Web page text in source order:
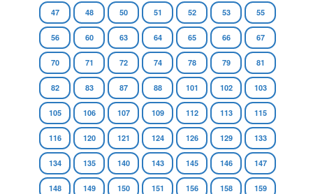
47 48 50 51 52 53 55
56 60 63 64 65 66 67
70 71 72 74 78 79 81
82 83 87 88 101 102 103
105 106 107 109 112 113 115
116 120 121 124 126 129 133
134 135 140 143 145 146 147
148 149 150 151 156 158 159